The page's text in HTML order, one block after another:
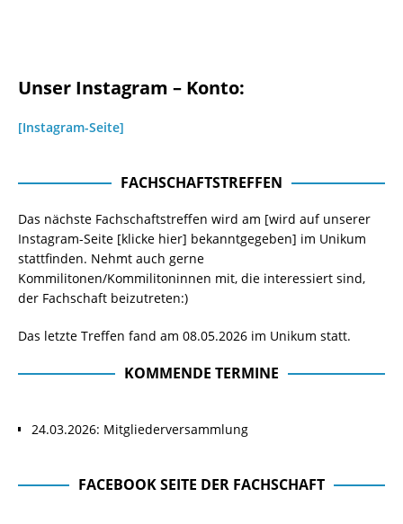
Unser Instagram – Konto:
[Instagram-Seite]
FACHSCHAFTSTREFFEN
Das nächste Fachschaftstreffen wird am [wird auf unserer
Instagram-Seite [klicke hier] bekanntgegeben] im Unikum
stattfinden. Nehmt auch gerne
Kommilitonen/Kommilitoninnen mit, die interessiert sind,
der Fachschaft beizutreten:)
Das letzte Treffen fand am 08.05.2026 im Unikum statt.
KOMMENDE TERMINE
24.03.2026: Mitgliederversammlung
FACEBOOK SEITE DER FACHSCHAFT